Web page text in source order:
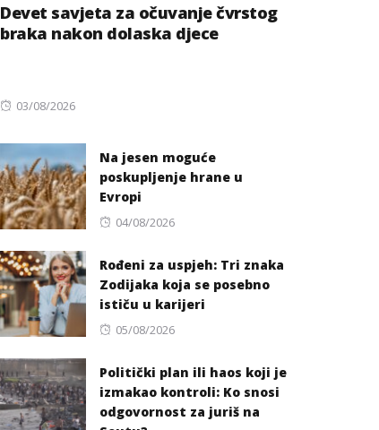
Devet savjeta za očuvanje čvrstog
braka nakon dolaska djece
Posted
03/08/2026
Na jesen moguće
poskupljenje hrane u
Evropi
Posted
04/08/2026
Rođeni za uspjeh: Tri znaka
Zodijaka koja se posebno
ističu u karijeri
Posted
05/08/2026
Politički plan ili haos koji je
izmakao kontroli: Ko snosi
odgovornost za juriš na